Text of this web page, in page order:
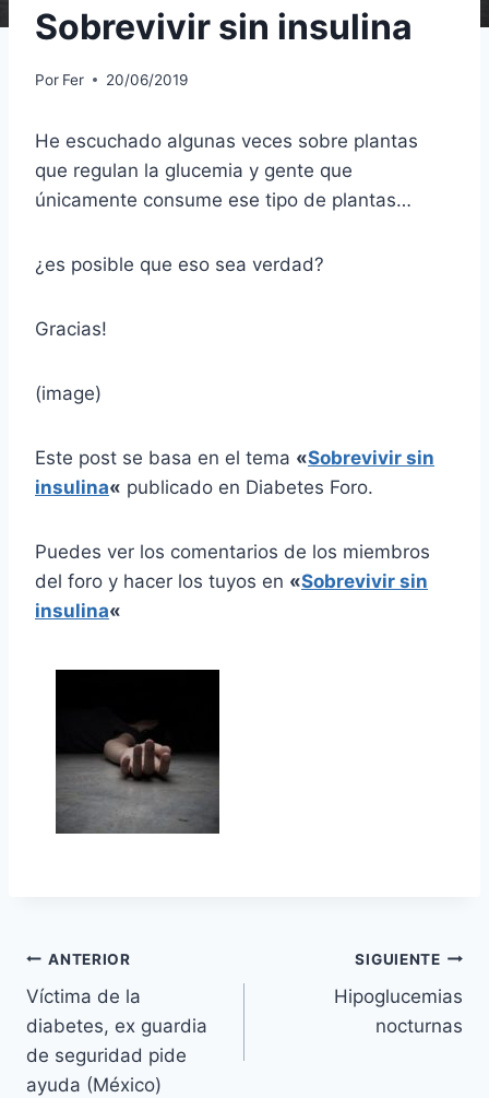
Sobrevivir sin insulina
Por Fer 20/06/2019
He escuchado algunas veces sobre plantas
que regulan la glucemia y gente que
únicamente consume ese tipo de plantas…
¿es posible que eso sea verdad?
Gracias!
(image)
Este post se basa en el tema «Sobrevivir sin
insulina« publicado en Diabetes Foro.
Puedes ver los comentarios de los miembros
del foro y hacer los tuyos en «Sobrevivir sin
insulina«
Navegación
de
entradas
ANTERIOR
Víctima de la
diabetes, ex guardia
de seguridad pide
ayuda (México)
SIGUIENTE
Hipoglucemias
nocturnas